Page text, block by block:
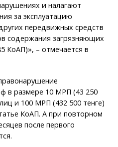
и налагают
за эксплуатацию
передвижных средств
содержания загрязняющих
КоАП)», – отмечается в
в размере 10 МРП (43 250
и 100 МРП (432 500 тенге)
КоАП. А при повторном
после первого